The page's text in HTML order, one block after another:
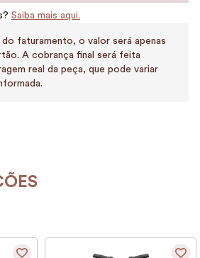
Saiba mais aqui.
faturamento, o valor será apenas
A cobrança final será feita
real da peça, que pode variar